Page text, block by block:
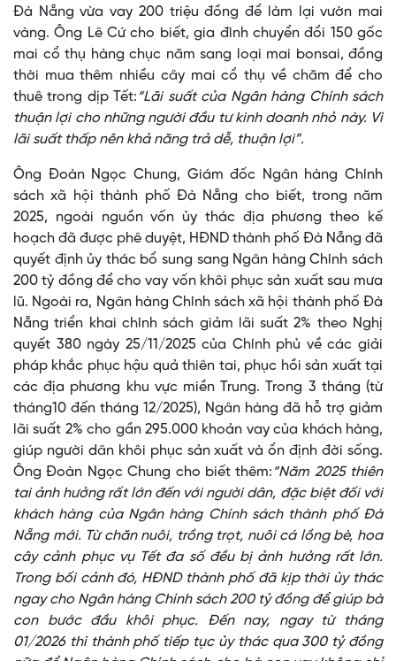
Đà Nẵng vừa vay 200 triệu đồng để làm lại vườn mai
vàng. Ông Lê Cứ cho biết, gia đình chuyển đổi 150 gốc
mai cổ thụ hàng chục năm sang loại mai bonsai, đồng
thời mua thêm nhiều cây mai cổ thụ về chăm để cho
thuê trong dịp Tết: “Lãi suất của Ngân hàng Chính sách
thuận lợi cho những người đầu tư kinh doanh nhỏ này. Vì
lãi suất thấp nên khả năng trả dễ, thuận lợi”.
Ông Đoàn Ngọc Chung, Giám đốc Ngân hàng Chính
sách xã hội thành phố Đà Nẵng cho biết, trong năm
2025, ngoài nguồn vốn ủy thác địa phương theo kế
hoạch đã được phê duyệt, HĐND thành phố Đà Nẵng đã
quyết định ủy thác bổ sung sang Ngân hàng Chính sách
200 tỷ đồng để cho vay vốn khôi phục sản xuất sau mưa
lũ. Ngoài ra, Ngân hàng Chính sách xã hội thành phố Đà
Nẵng triển khai chính sách giảm lãi suất 2% theo Nghị
quyết 380 ngày 25/11/2025 của Chính phủ về các giải
pháp khắc phục hậu quả thiên tai, phục hồi sản xuất tại
các địa phương khu vực miền Trung. Trong 3 tháng (từ
tháng10 đến tháng 12/2025), Ngân hàng đã hỗ trợ giảm
lãi suất 2% cho gần 295.000 khoản vay của khách hàng,
giúp người dân khôi phục sản xuất và ổn định đời sống.
Ông Đoàn Ngọc Chung cho biết thêm: “Năm 2025 thiên
tai ảnh hưởng rất lớn đến với người dân, đặc biệt đối với
khách hàng của Ngân hàng Chính sách thành phố Đà
Nẵng mới. Từ chăn nuôi, trồng trọt, nuôi cá lồng bè, hoa
cây cảnh phục vụ Tết đa số đều bị ảnh hưởng rất lớn.
Trong bối cảnh đó, HĐND thành phố đã kịp thời ủy thác
ngay cho Ngân hàng Chính sách 200 tỷ đồng để giúp bà
con bước đầu khôi phục. Đến nay, ngay từ tháng
01/2026 thì thành phố tiếp tục ủy thác qua 300 tỷ đồng